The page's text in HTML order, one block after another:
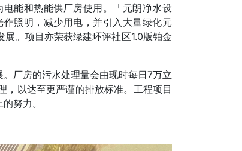
能和热能供厂房使用。「元朗净水设
照明，减少用电，并引入大量绿化元
。项目亦荣获绿建环评社区1.0版铂金
厂房的污水处理量会由现时每日7万立
，以达至更严谨的排放标准。工程项目
努力。